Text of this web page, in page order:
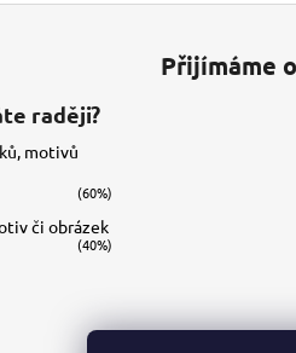
raději?
motivů
(60%)
či obrázek
(40%)
Přijímáme